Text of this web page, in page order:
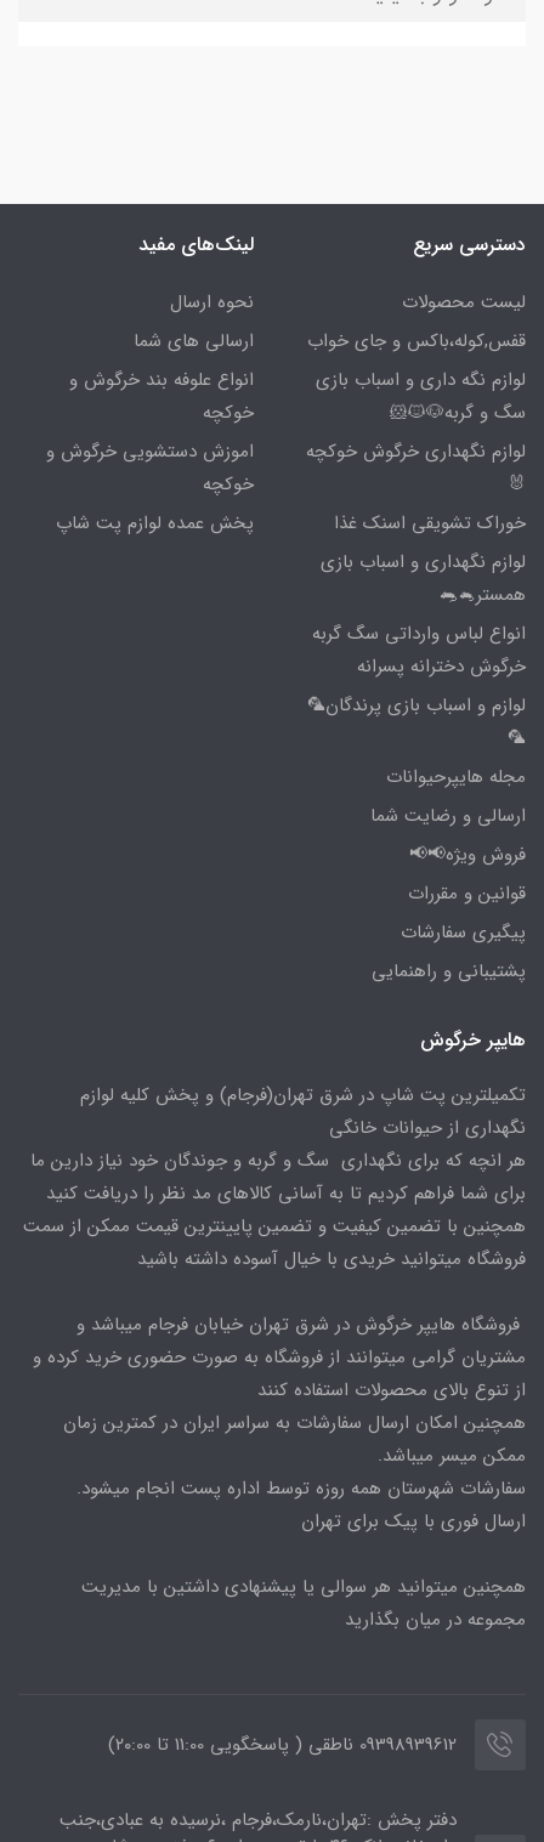
دسترسی سریع
لیست محصولات
قفس,کوله،باکس و جای خواب
لوازم نگه داری و اسباب بازی
سگ و گربه🐶🐱🐹
لوازم نگهداری خرگوش خوکچه
🐰
خوراک تشویقی اسنک غذا
لوازم نگهداری و اسباب بازی
همستر🐁🐀
انواع لباس وارداتی سگ گربه
خرگوش دخترانه پسرانه
لوازم و اسباب بازی پرندگان🦜
🦜
مجله هایپرحیوانات
ارسالی و رضایت شما
فروش ویژه📢📢
قوانین و مقررات
پیگیری سفارشات
پشتیبانی و راهنمایی
لینک‌های مفید
نحوه ارسال
ارسالی های شما
انواع علوفه بند خرگوش و
خوکچه
اموزش دستشویی خرگوش و
خوکچه
پخش عمده لوازم پت شاپ
هایپر خرگوش
تکمیلترین پت شاپ در شرق تهران(فرجام) و پخش کلیه لوازم
نگهداری از حیوانات خانگی
هر انچه که برای نگهداری سگ و گربه و جوندگان خود نیاز دارین ما
برای شما فراهم کردیم تا به آسانی کالاهای مد نظر را دریافت کنید
همچنین با تضمین کیفیت و تضمین پایینترین قیمت ممکن از سمت
فروشگاه میتوانید خریدی با خیال آسوده داشته باشید
فروشگاه هایپر خرگوش در شرق تهران خیابان فرجام میباشد و
مشتریان گرامی میتوانند از فروشگاه به صورت حضوری خرید کرده و
از تنوع بالای محصولات استفاده کنند
همچنین امکان ارسال سفارشات به سراسر ایران در کمترین زمان
ممکن میسر میباشد.
سفارشات شهرستان همه روزه توسط اداره پست انجام میشود.
ارسال فوری با پیک برای تهران
همچنین میتوانید هر سوالی یا پیشنهادی داشتین با مدیریت
مجموعه در میان بگذارید
09398939612 ناطقی ( پاسخگویی 11:00 تا ۲۰:00)
دفتر پخش :تهران،نارمک،فرجام ،نرسیده به عبادی،جنب